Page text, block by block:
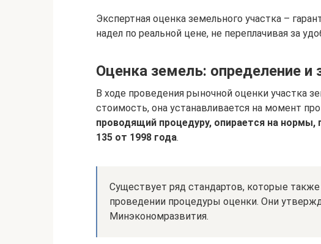
Экспертная оценка земельного участка –
надел по реальной цене, не переплачивая за
Оценка земель: определение и
В ходе проведения рыночной оценки участка
стоимость, она устанавливается на момент
проводящий процедуру, опирается на
135 от 1998 года.
Существует ряд стандартов, которые
проведении процедуры оценки. Они
Минэкономразвития.